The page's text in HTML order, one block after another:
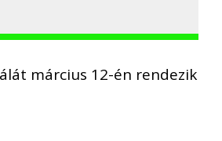
március 12-én rendezik